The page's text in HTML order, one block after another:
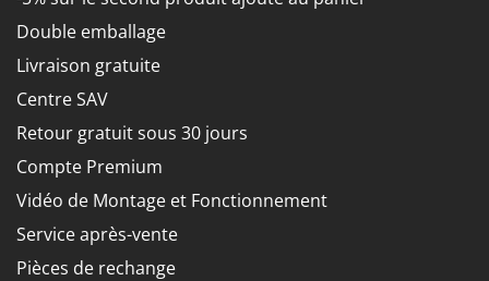
Double emballage
Livraison gratuite
Centre SAV
Retour gratuit sous 30 jours
Compte Premium
Vidéo de Montage et Fonctionnement
Service après-vente
Pièces de rechange